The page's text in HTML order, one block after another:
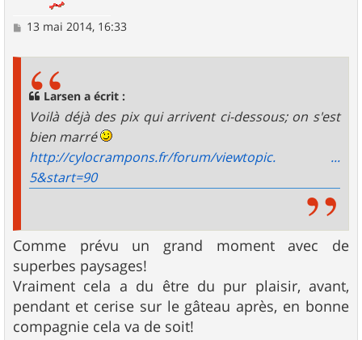
M13 mai 2014, 16:33
Larsen a écrit :
Voilà déjà des pix qui arrivent ci-dessous; on s'est
bien marré
http://cylocrampons.fr/forum/viewtopic. ...
5&start=90
Comme prévu un grand moment avec de
superbes paysages!
Vraiment cela a du être du pur plaisir, avant,
pendant et cerise sur le gâteau après, en bonne
compagnie cela va de soit!